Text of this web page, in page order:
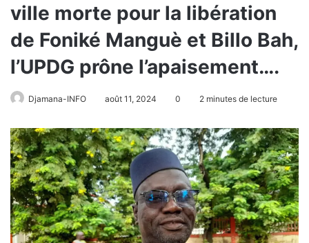
ville morte pour la libération
de Foniké Manguè et Billo Bah,
l’UPDG prône l’apaisement….
Djamana-INFO août 11, 2024 0 2 minutes de lecture